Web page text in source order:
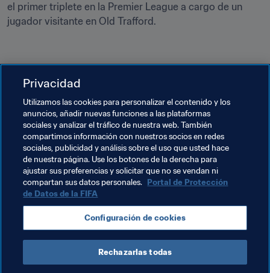
el primer triplete en la Premier League a cargo de un
jugador visitante en Old Trafford.
¿Quién será #TheBest?
Los ganadores y ganadoras en todas las categorías
serán distinguidos el 17 de enero de 2022. En tu opinión,
¿quién debería ganar este año? Comparte tus opiniones
en las redes sociales utilizando la etiqueta #TheBest
Temas relacionados
Egypt CAF England UEFA
Privacidad
Utilizamos las cookies para personalizar el contenido y los
anuncios, añadir nuevas funciones a las plataformas
sociales y analizar el tráfico de nuestra web. También
compartimos información con nuestros socios en redes
sociales, publicidad y análisis sobre el uso que usted hace
de nuestra página. Use los botones de la derecha para
ajustar sus preferencias y solicitar que no se vendan ni
compartan sus datos personales. Portal de Protección
de Datos de la FIFA
Configuración de cookies
Rechazarlas todas